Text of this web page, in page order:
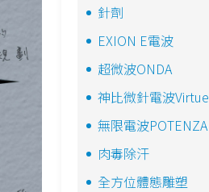
針劑
EXION E電波
超微波ONDA
神比微針電波Virtue
無限電波POTENZA
肉毒除汗
全方位體態雕塑